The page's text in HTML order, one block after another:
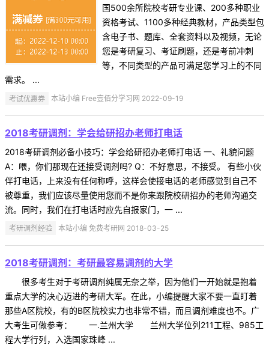
国500余所院校考研专业课、200多种职业
资格考试、1100多种经典教材，产品类型包
含电子书、题库、全套资料以及视频，无论
您是考研复习、考证刷题，还是考前冲刺
等，不同类型的产品可满足您学习上的不同
需求。 ...
考试优惠券 本站小编 Free壹佰分学习网 2022-09-19
2018考研调剂：学会给研招办老师打电话
2018考研调剂必备小技巧：学会给研招办老师打电话 一、礼貌问题
A：喂，你们那现在还接受调剂吗? Q：不好意思，不接受。 有些小伙
伴打电话，上来没有任何称呼，这样会使接电话的老师感觉到自己不
被尊重，我们应该尽量使用您而不是你来跟院校研招办的老师沟通交
流。同时，我们在打电话时应先自报家门，一 ...
考研调剂经验 本站小编 免费考研网 2018-03-25
2018考研调剂：考研最容易调剂的大学
很多考生对于考研调剂纯属无奈之举，因为他们一开始就是抱着
重点大学的决心迈进的考研大军。在此，小编提醒大家不要一直盯着
那些A区院校，有的B区院校实力也非常不错，而且调剂难度也不。广
大考生可做参考： 一.兰州大学 兰州大学位列211工程、985工
程大学行列，入选国家珠峰 ...